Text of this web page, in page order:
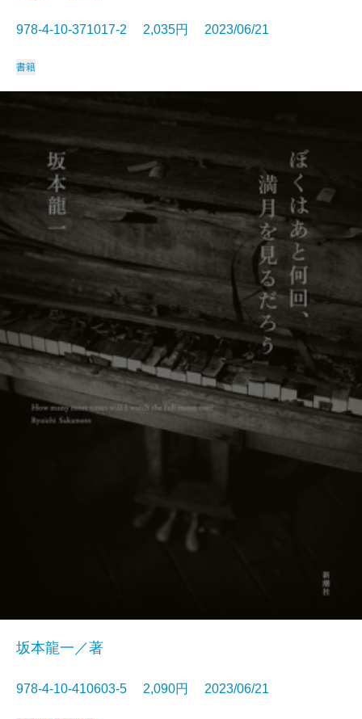
978-4-10-371017-2 2,035円 2023/06/21
書籍
坂本龍一／著
978-4-10-410603-5 2,090円 2023/06/21